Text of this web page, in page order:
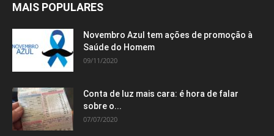
MAIS POPULARES
Novembro Azul tem ações de promoção à
Saúde do Homem
09/11/2020
Conta de luz mais cara: é hora de falar
sobre o...
07/07/2020